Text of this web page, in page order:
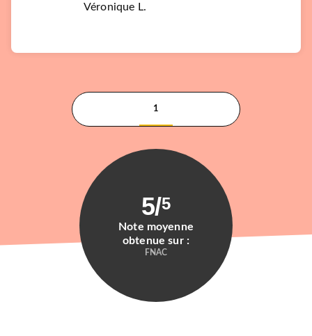
ALBUMS ET ILLUSTRÉS (3-6 ANS)
Idéfix et les Irréductibles 01
- Le Réveil d…
Marine Lachenaud
31/08/2022
Véronique L.
1
5/5
Note moyenne
obtenue sur :
FNAC